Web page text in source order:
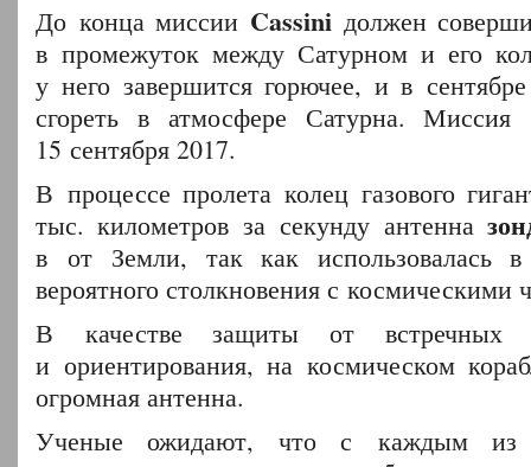
До конца миссии Cassiniдолжен
в промежуток между Сатурном и его
у него завершится горючее, и в
сгореть в атмосфере Сатурна. Миссия
15 сентября 2017.
В процессе пролета колец газового
тыс. километров за секунду антенна
в от Земли, так как использовалась
вероятного столкновения с космическими
В качестве защиты от встречных
и ориентирования, на космическом
огромная антенна.
Ученые ожидают, что с каждым из